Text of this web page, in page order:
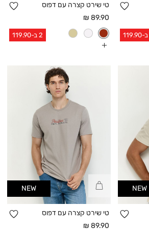
הוספה
למועדפים
טי שירט קצרה עם דפוס
מחיר
אחרי
הנחה
89.90 ₪
עוד
2 ב-119.90
NEW
הוספה
למועדפים
NEW
קנייה
מהירה
טי שירט קצרה עם דפוס
מחיר
89.90 ₪